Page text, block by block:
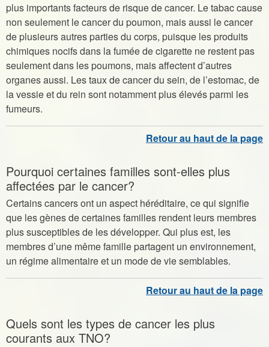
plus importants facteurs de risque de cancer. Le tabac cause
non seulement le cancer du poumon, mais aussi le cancer
de plusieurs autres parties du corps, puisque les produits
chimiques nocifs dans la fumée de cigarette ne restent pas
seulement dans les poumons, mais affectent d’autres
organes aussi. Les taux de cancer du sein, de l’estomac, de
la vessie et du rein sont notamment plus élevés parmi les
fumeurs.
Pourquoi certaines familles sont-elles plus
affectées par le cancer?
Certains cancers ont un aspect héréditaire, ce qui signifie
que les gènes de certaines familles rendent leurs membres
plus susceptibles de les développer. Qui plus est, les
membres d’une même famille partagent un environnement,
un régime alimentaire et un mode de vie semblables.
Quels sont les types de cancer les plus
courants aux TNO?